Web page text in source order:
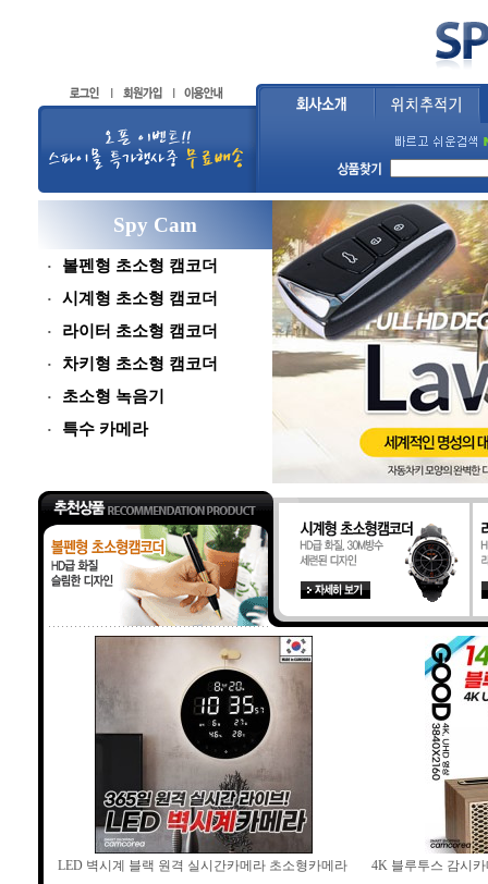
Spy Cam
볼펜형 초소형 캠코더
시계형 초소형 캠코더
라이터 초소형 캠코더
차키형 초소형 캠코더
초소형 녹음기
특수 카메라
LED 벽시계 블랙 원격 실시간카메라 초소형카메라 4K 블루투스 감시